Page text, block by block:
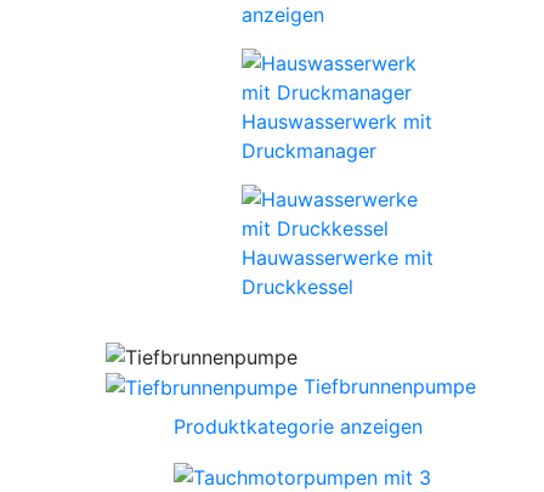
anzeigen
Hauswasserwerk mit
Druckmanager
Hauwasserwerke mit
Druckkessel
Tiefbrunnenpumpe
Produktkategorie anzeigen